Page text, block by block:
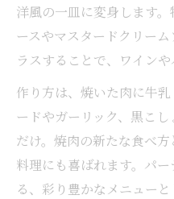
洋風の一皿に変身します
ースやマスタードクリー
ラスすることで、ワインや
作り方は、焼いた肉に牛
ードやガーリック、黒こ
だけ。焼肉の新たな食べ
料理にも喜ばれます。パ
る、彩り豊かなメニューと